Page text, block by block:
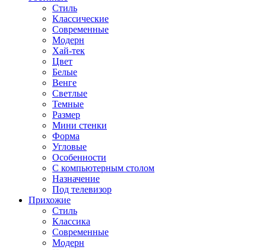
Стиль
Классические
Современные
Модерн
Хай-тек
Цвет
Белые
Венге
Светлые
Темные
Размер
Мини стенки
Форма
Угловые
Особенности
С компьютерным столом
Назначение
Под телевизор
Прихожие
Стиль
Классика
Современные
Модерн